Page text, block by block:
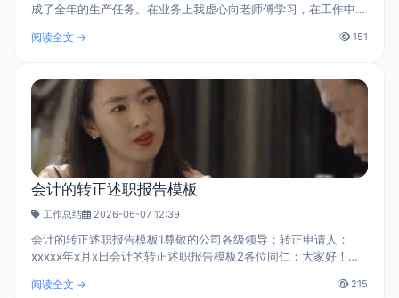
成了全年的生产任务。在业务上我虚心向老师傅学习，在工作中我
取自己在各方面都有新的提高..
阅读全文 → 151
会计的转正述职报告模板
工作总结 2026-06-07 12:39
会计的转正述职报告模板1尊敬的公司各级领导：转正申请人：
xxxxx年x月x日会计的转正述职报告模板2各位同仁：大家好！我
各位同任的大力支持下，在其他相关..
阅读全文 → 215